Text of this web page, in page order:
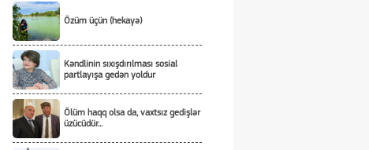
Özüm üçün (hekayə)
Kəndlinin sıxışdırılması sosial
partlayışa gedən yoldur
Ölüm haqq olsa da, vaxtsız gedişlər
üzücüdür...